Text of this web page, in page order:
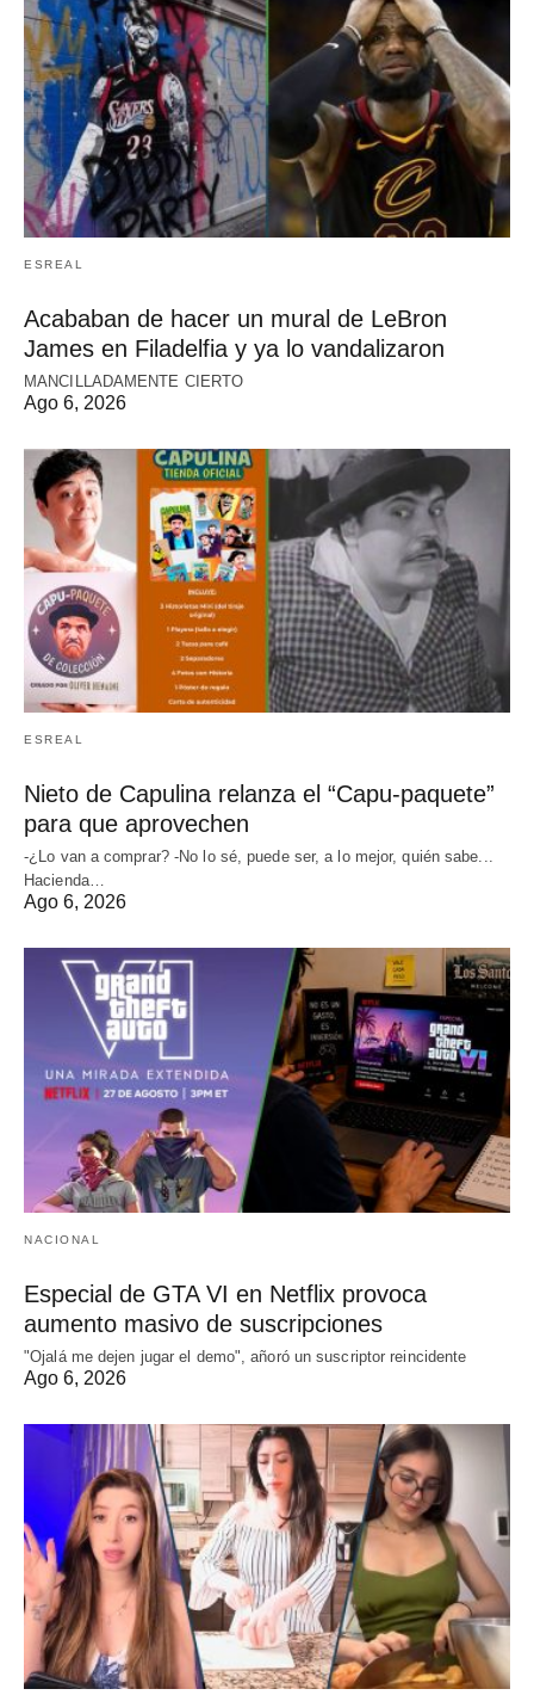
ESREAL
Acababan de hacer un mural de LeBron
James en Filadelfia y ya lo vandalizaron
MANCILLADAMENTE CIERTO
Ago 6, 2026
ESREAL
Nieto de Capulina relanza el “Capu-paquete”
para que aprovechen
-¿Lo van a comprar? -No lo sé, puede ser, a lo mejor, quién sabe...
Hacienda…
Ago 6, 2026
NACIONAL
Especial de GTA VI en Netflix provoca
aumento masivo de suscripciones
"Ojalá me dejen jugar el demo", añoró un suscriptor reincidente
Ago 6, 2026